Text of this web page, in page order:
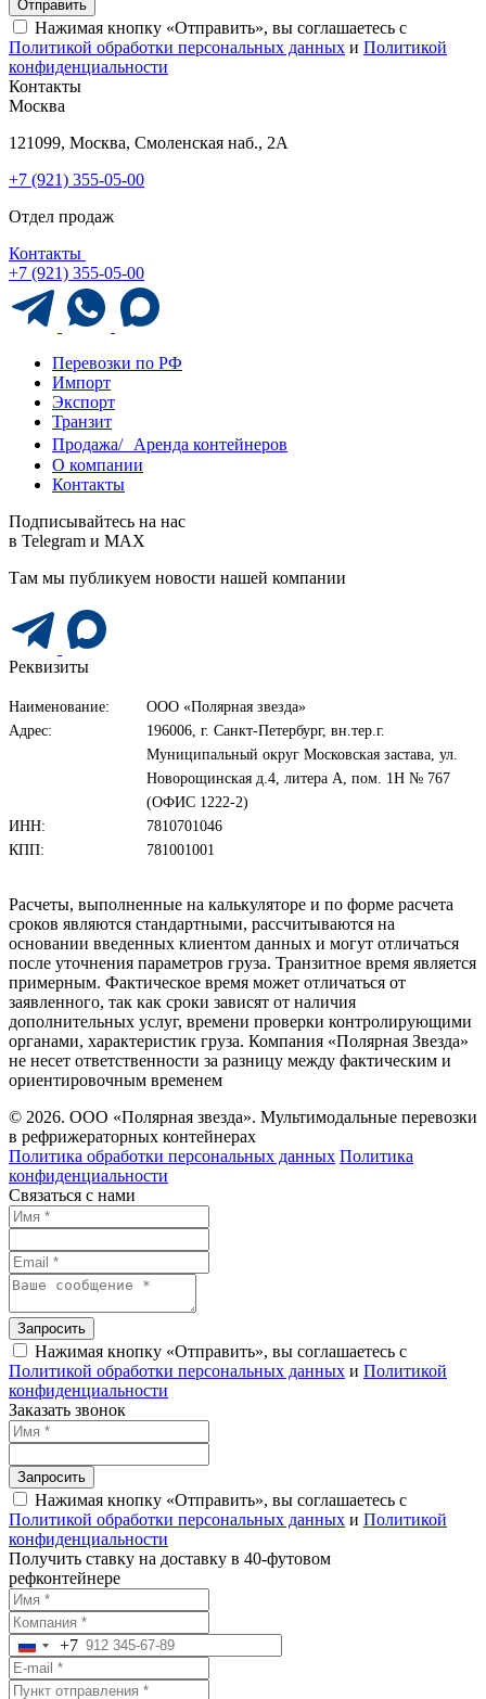
Отправить
Нажимая кнопку «Отправить», вы соглашаетесь с
Политикой обработки персональных данных и Политикой
конфиденциальности
Контакты
Москва
121099, Москва, Смоленская наб., 2А
+7 (921) 355-05-00
Отдел продаж
Контакты
+7 (921) 355-05-00
Перевозки по РФ
Импорт
Экспорт
Транзит
Продажа/ Аренда контейнеров
О компании
Контакты
Подписывайтесь на нас
в Telegram и MAX
Там мы публикуем новости нашей компании
Реквизиты
Наименование:
ООО «Полярная звезда»
Адрес:
196006, г. Санкт-Петербург, вн.тер.г.
Муниципальный округ Московская застава, ул.
Новорощинская д.4, литера А, пом. 1Н № 767
(ОФИС 1222-2)
ИНН:
7810701046
КПП:
781001001
Расчеты, выполненные на калькуляторе и по форме расчета
сроков являются стандартными, рассчитываются на
основании введенных клиентом данных и могут отличаться
после уточнения параметров груза. Транзитное время является
примерным. Фактическое время может отличаться от
заявленного, так как сроки зависят от наличия
дополнительных услуг, времени проверки контролирующими
органами, характеристик груза. Компания «Полярная Звезда»
не несет ответственности за разницу между фактическим и
ориентировочным временем
© 2026. ООО «Полярная звезда». Мультимодальные перевозки
в рефрижераторных контейнерах
Политика обработки персональных данных Политика
конфиденциальности
Связаться с нами
Запросить
Нажимая кнопку «Отправить», вы соглашаетесь с
Политикой обработки персональных данных и Политикой
конфиденциальности
Заказать звонок
Запросить
Нажимая кнопку «Отправить», вы соглашаетесь с
Политикой обработки персональных данных и Политикой
конфиденциальности
Получить ставку на доставку в 40-футовом
рефконтейнере
Russia
+7
+7